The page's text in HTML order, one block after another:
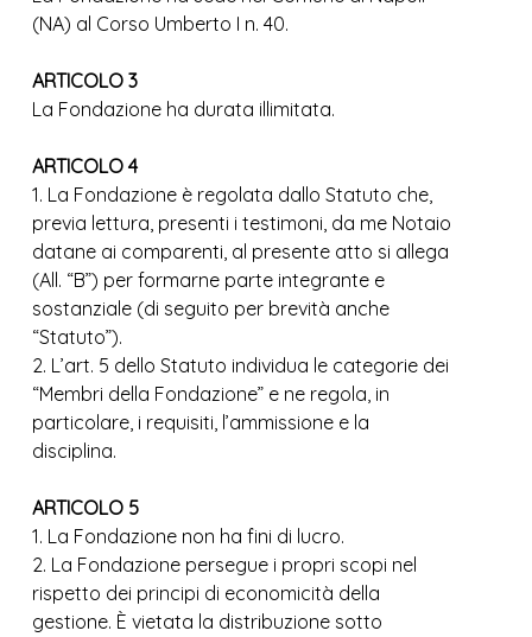
(NA) al Corso Umberto I n. 40.
ARTICOLO 3
La Fondazione ha durata illimitata.
ARTICOLO 4
1. La Fondazione è regolata dallo Statuto che,
previa lettura, presenti i testimoni, da me Notaio
datane ai comparenti, al presente atto si allega
(All. “B”) per formarne parte integrante e
sostanziale (di seguito per brevità anche
“Statuto”).
2. L’art. 5 dello Statuto individua le categorie dei
“Membri della Fondazione” e ne regola, in
particolare, i requisiti, l’ammissione e la
disciplina.
ARTICOLO 5
1. La Fondazione non ha fini di lucro.
2. La Fondazione persegue i propri scopi nel
rispetto dei principi di economicità della
gestione. È vietata la distribuzione sotto